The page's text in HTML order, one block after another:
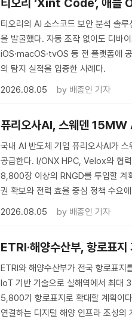
티오리 ‘Xint Code’, 애플
티오리의 AI 소스코드 보안 분석 솔
을 발굴했다. 자동 조작 없이도 디바
iOS·macOS·tvOS 등 전 플랫폼에
의 탐지 실적을 입증한 사례다.
2026.08.05
by 배종인 기자
퓨리오사AI, 스웨덴 15MW
국내 AI 반도체 기업 퓨리오사AI가
공급한다. I/ONX HPC, Velox와 협
8,800장 이상의 RNGD를 투입할 계
권 확보와 전력 효율 중심 정책 수요
2026.08.05
by 배종인 기자
ETRI·해양수산부, 항로표
ETRI와 해양수산부가 전국 항로표
IoT 기반 기술으로 실해역에서 최대
5,800기 항로표지로 확대할 계획이
연결하는 디지털 해양 인프라 조성의